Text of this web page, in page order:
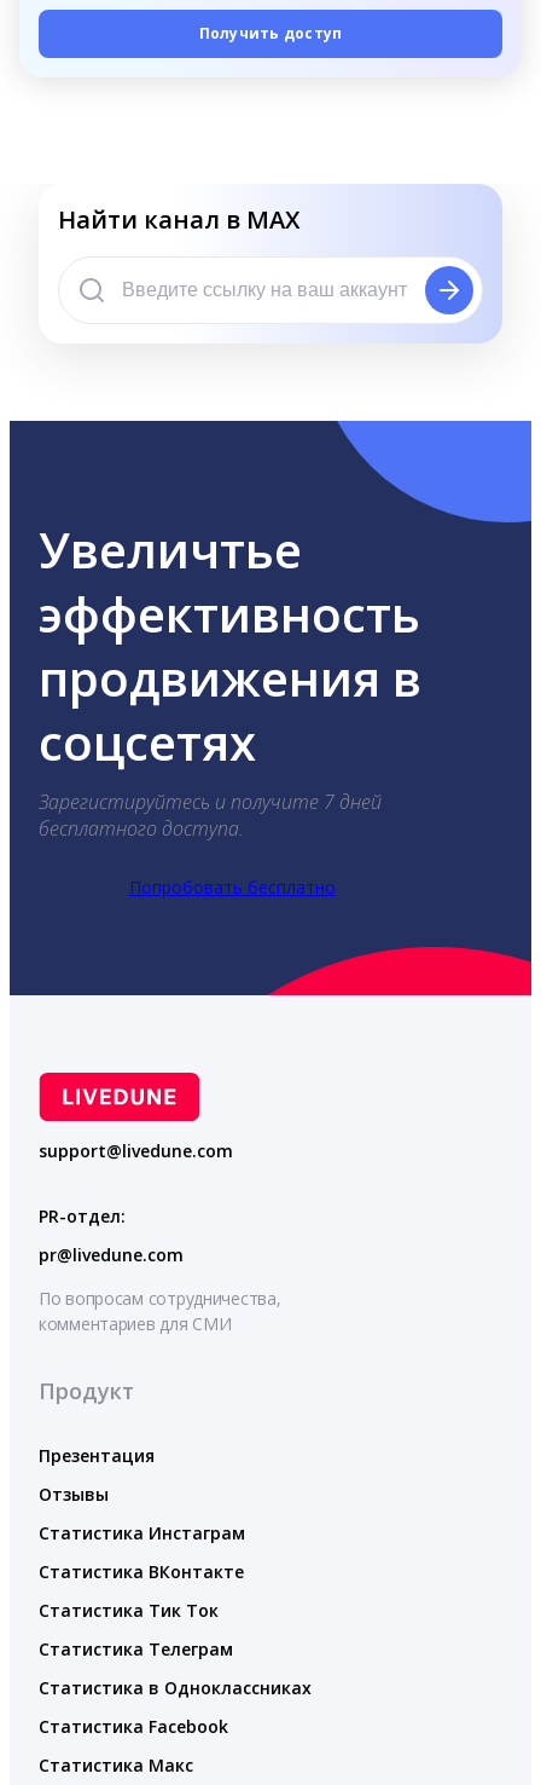
Получить доступ
Найти канал в MAX
Увеличтье
эффективность
продвижения в
соцсетях
Зарегистируйтесь и получите 7 дней
бесплатного доступа.
Попробовать бесплатно
support@livedune.com
PR-отдел:
pr@livedune.com
По вопросам сотрудничества,
комментариев для СМИ
Продукт
Презентация
Отзывы
Статистика Инстаграм
Статистика ВКонтакте
Статистика Тик Ток
Статистика Телеграм
Статистика в Одноклассниках
Статистика Facebook
Статистика Макс